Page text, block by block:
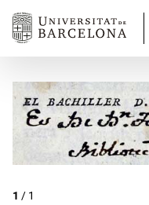
1 / 1